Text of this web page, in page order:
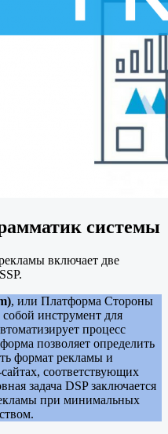
системы
включает две
, или Платформа Стороны
собой инструмент для
процесс
позволяет определить
формат рекламы и
соответствующих
задача DSP заключается
при минимальных